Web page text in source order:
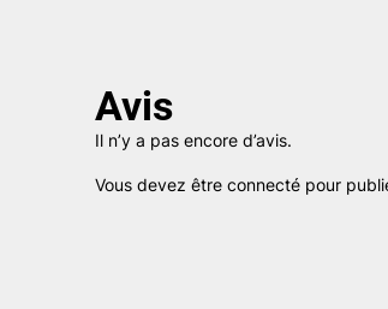
Avis
Il n’y a pas encore d’avis.
Vous devez être connecté pour